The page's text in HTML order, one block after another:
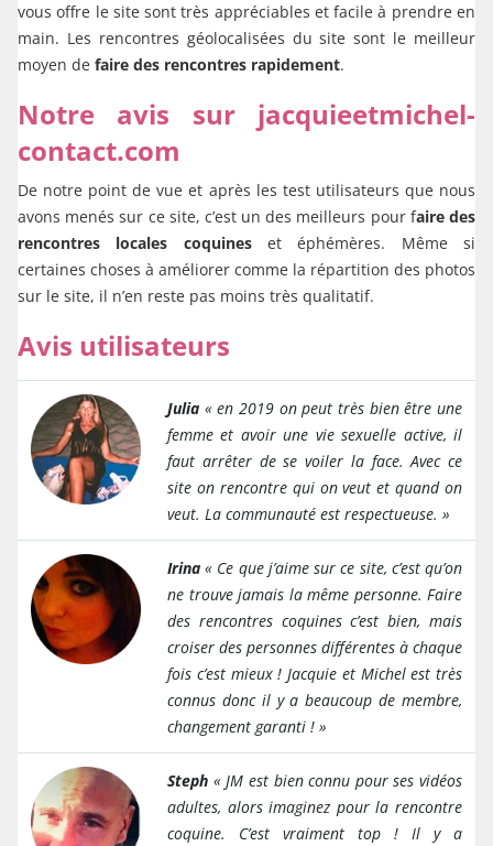
vous offre le site sont très appréciables et facile à prendre en
main. Les rencontres géolocalisées du site sont le meilleur
moyen de faire des rencontres rapidement.
Notre avis sur jacquieetmichel-
contact.com
De notre point de vue et après les test utilisateurs que nous
avons menés sur ce site, c’est un des meilleurs pour faire des
rencontres locales
coquineset éphémères. Même si
certaines choses à améliorer comme la répartition des photos
sur le site, il n’en reste pas moins très qualitatif.
Avis utilisateurs
Julia « en 2019 on peut très bien être une
femme et avoir une vie sexuelle active, il
faut arrêter de se voiler la face. Avec ce
site on rencontre qui on veut et quand on
veut. La communauté est respectueuse. »
Irina « Ce que j’aime sur ce site, c’est qu’on
ne trouve jamais la même personne. Faire
des rencontres coquines c’est bien, mais
croiser des personnes différentes à chaque
fois c’est mieux ! Jacquie et Michel est très
connus donc il y a beaucoup de membre,
changement garanti ! »
Steph « JM est bien connu pour ses vidéos
adultes, alors imaginez pour la rencontre
coquine. C’est vraiment top ! Il y a